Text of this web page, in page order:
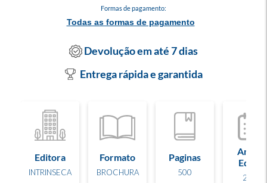
Formas de pagamento:
Todas as formas de pagamento
Devolução em até 7 dias
Entrega rápida e garantida
Editora
INTRINSECA
Formato
BROCHURA
Paginas
500
Ano de
Edição
2007